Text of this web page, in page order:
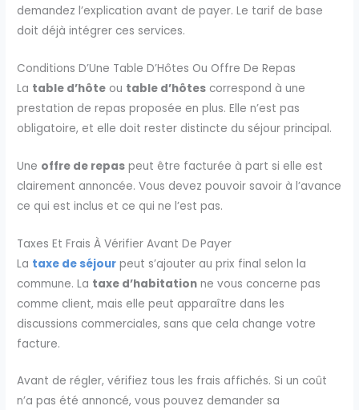
demandez l’explication avant de payer. Le tarif de base
doit déjà intégrer ces services.
Conditions D’Une Table D’Hôtes Ou Offre De Repas
La table d’hôte ou table d’hôtes correspond à une
prestation de repas proposée en plus. Elle n’est pas
obligatoire, et elle doit rester distincte du séjour principal.
Une offre de repas peut être facturée à part si elle est
clairement annoncée. Vous devez pouvoir savoir à l’avance
ce qui est inclus et ce qui ne l’est pas.
Taxes Et Frais À Vérifier Avant De Payer
La taxe de séjour peut s’ajouter au prix final selon la
commune. La taxe d’habitation ne vous concerne pas
comme client, mais elle peut apparaître dans les
discussions commerciales, sans que cela change votre
facture.
Avant de régler, vérifiez tous les frais affichés. Si un coût
n’a pas été annoncé, vous pouvez demander sa